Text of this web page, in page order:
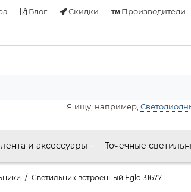
Блог Скидки Производители
Я ищу, например,
и аксессуары Точечные
Светильник встроенный Eglo 31677